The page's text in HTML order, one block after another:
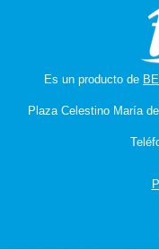
Es un producto de
Plaza Celestino María